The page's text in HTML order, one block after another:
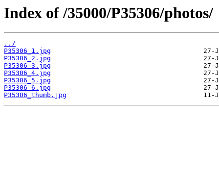
Index of /35000/P35306/photos/
../
P35306_1.jpg
P35306_2.jpg
P35306_3.jpg
P35306_4.jpg
P35306_5.jpg
P35306_6.jpg
P35306_thumb.jpg